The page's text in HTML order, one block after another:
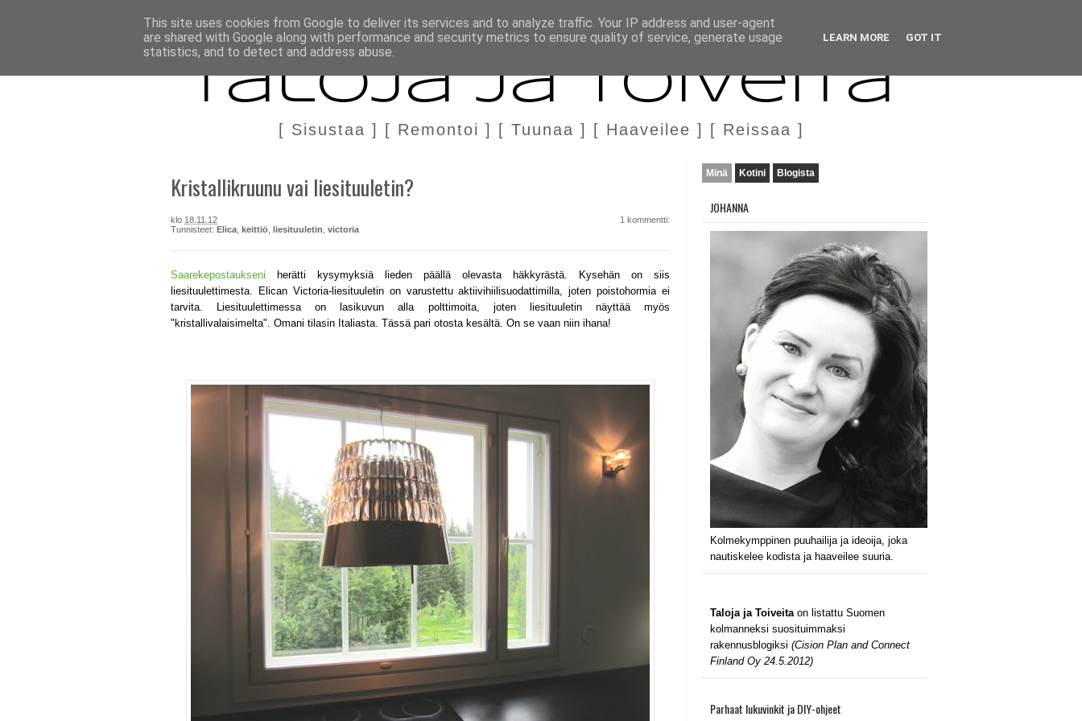
BLOGI TÄÄLTÄ KANNATTAA OSTAA DIY IN ENGLISH MARKKINOINTI & YHTEISTYÖ
Taloja ja Toiveita
[ Sisustaa ] [ Remontoi ] [ Tuunaa ] [ Haaveilee ] [ Reissaa ]
Kristallikruunu vai liesituuletin?
klo 18.11.12
1 kommentti:
Tunnisteet: Elica keittiö liesituuletin victoria
Saarekepostaukseni herätti kysymyksiä lieden päällä olevasta häkkyrästä. Kysehän on siis
liesituulettimesta. Elican Victoria-liesituuletin on varustettu aktiivihiilisuodattimilla, joten poistohormia ei
tarvita. Liesituulettimessa on lasikuvun alla polttimoita, joten liesituuletin näyttää myös
"kristallivalaisimelta". Omani tilasin Italiasta. Tässä pari otosta kesältä. On se vaan niin ihana!
Minä Kotini Blogista
JOHANNA
Kolmekymppinen puuhailija ja ideoija, joka
nautiskelee kodista ja haaveilee suuria.
Taloja ja Toiveitaon listattu Suomen
kolmanneksi suosituimmaksi
rakennusblogiksi (Cision Plan and Connect
Finland Oy 24.5.2012)
Parhaat lukuvinkit ja DIY-ohjeet
This site uses cookies from Google to deliver its services and to analyze traffic. Your IP address and user-agent
are shared with Google along with performance and security metrics to ensure quality of service, generate usage
statistics, and to detect and address abuse.
LEARN MORE GOT IT